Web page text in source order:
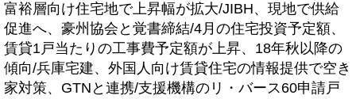
富裕層向け住宅地で上昇幅が拡大/JIBH、現地で供給
促進へ、豪州協会と覚書締結/4月の住宅投資予定額、
賃貸1戸当たりの工事費予定額が上昇、18年秋以降の
傾向/兵庫宅建、外国人向け賃貸住宅の情報提供で空き
家対策、GTNと連携/支援機構のリ・バース60申請戸